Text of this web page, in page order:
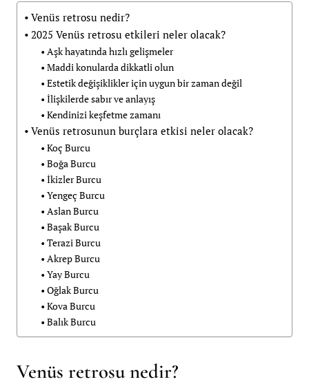
Venüs retrosu nedir?
2025 Venüs retrosu etkileri neler olacak?
Aşk hayatında hızlı gelişmeler
Maddi konularda dikkatli olun
Estetik değişiklikler için uygun bir zaman değil
İlişkilerde sabır ve anlayış
Kendinizi keşfetme zamanı
Venüs retrosunun burçlara etkisi neler olacak?
Koç Burcu
Boğa Burcu
İkizler Burcu
Yengeç Burcu
Aslan Burcu
Başak Burcu
Terazi Burcu
Akrep Burcu
Yay Burcu
Oğlak Burcu
Kova Burcu
Balık Burcu
Venüs retrosu nedir?